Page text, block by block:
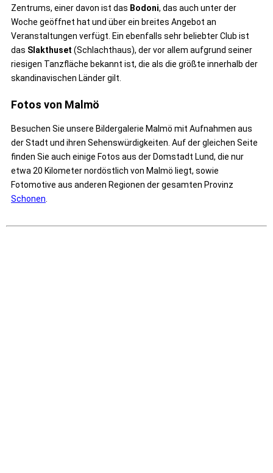
Zentrums, einer davon ist das Bodoni, das auch unter der
Woche geöffnet hat und über ein breites Angebot an
Veranstaltungen verfügt. Ein ebenfalls sehr beliebter Club ist
das Slakthuset (Schlachthaus), der vor allem aufgrund seiner
riesigen Tanzfläche bekannt ist, die als die größte innerhalb der
skandinavischen Länder gilt.
Fotos von Malmö
Besuchen Sie unsere Bildergalerie Malmö mit Aufnahmen aus
der Stadt und ihren Sehenswürdigkeiten. Auf der gleichen Seite
finden Sie auch einige Fotos aus der Domstadt Lund, die nur
etwa 20 Kilometer nordöstlich von Malmö liegt, sowie
Fotomotive aus anderen Regionen der gesamten Provinz
Schonen